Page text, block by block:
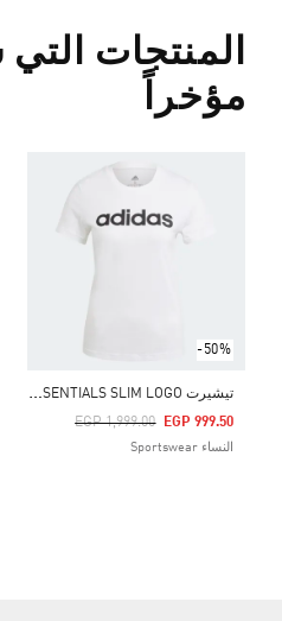
المنتجات
مؤخراً
-50%
ت
يشيرت ESSENTIALS SLIM LOGO
Price Reduced From
EGP 1,999.00
To EGP 999.50
النساء Sportswear